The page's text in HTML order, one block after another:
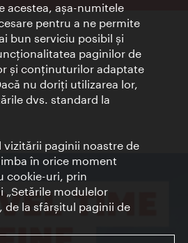
acestea, aşa-numitele
pentru a ne permite
bun serviciu posibil şi
paginilor de
şi conţinuturilor adaptate
nu doriţi utilizarea lor,
dvs. standard la
vizitării paginii noastre de
în orice moment
cookie-uri, prin
„Setările modulelor
de la sfârşitul paginii de